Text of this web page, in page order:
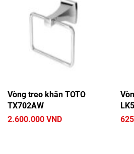
Vòng treo khăn TOTO
TX702AW
2.600.000 VND